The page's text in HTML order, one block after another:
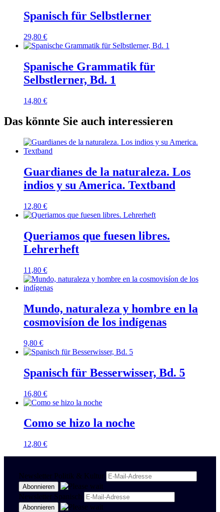
Spanisch für Selbstlerner
29,80 €
Spanische Grammatik für
Selbstlerner, Bd. 1
14,80 €
Das könnte Sie auch interessieren
Guardianes de la naturaleza. Los
indios y su America. Textband
12,80 €
Queriamos que fuesen libres.
Lehrerheft
11,80 €
Mundo, naturaleza y hombre en la
cosmovisíon de los indígenas
9,80 €
Spanisch für Besserwisser, Bd. 5
16,80 €
Como se hizo la noche
12,80 €
Newsletter Politik & Kultur
Newsletter Spanisch